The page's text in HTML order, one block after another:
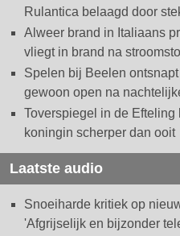
Rulantica belaagd door
Alweer brand in Italiaans
vliegt in brand na
Spelen bij Beelen
gewoon open na
Toverspiegel in de Efteling
koningin scherper dan ooit
Laatste audio
Snoeiharde kritiek op
'Afgrijselijk en bijzonder